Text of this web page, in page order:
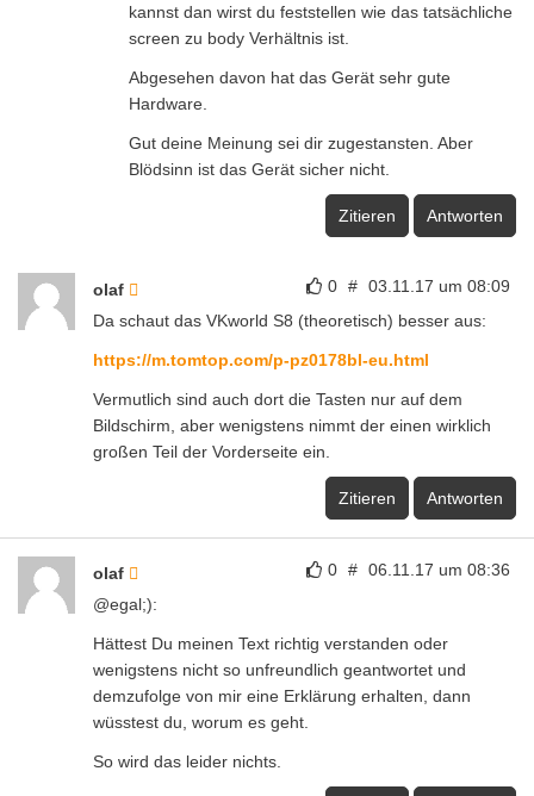
kannst dan wirst du feststellen wie das tatsächliche
screen zu body Verhältnis ist.
Abgesehen davon hat das Gerät sehr gute
Hardware.
Gut deine Meinung sei dir zugestansten. Aber
Blödsinn ist das Gerät sicher nicht.
Zitieren Antworten
0 # 03.11.17 um 08:09
olaf
Da schaut das VKworld S8 (theoretisch) besser aus:
https://m.tomtop.com/p-pz0178bl-eu.html
Vermutlich sind auch dort die Tasten nur auf dem
Bildschirm, aber wenigstens nimmt der einen wirklich
großen Teil der Vorderseite ein.
Zitieren Antworten
0 # 06.11.17 um 08:36
olaf
@egal;):
Hättest Du meinen Text richtig verstanden oder
wenigstens nicht so unfreundlich geantwortet und
demzufolge von mir eine Erklärung erhalten, dann
wüsstest du, worum es geht.
So wird das leider nichts.